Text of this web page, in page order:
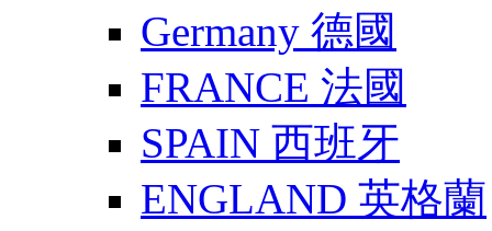
Germany 德國
FRANCE 法國
SPAIN 西班牙
ENGLAND 英格蘭